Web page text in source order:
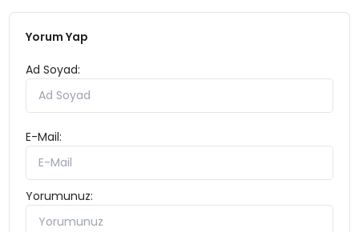
Yorum Yap
Ad Soyad:
E-Mail:
Yorumunuz: